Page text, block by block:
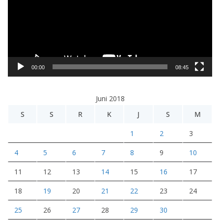
d
00:00 08:45
Juni 2018
S
S R K J S M
1 2 3
4 5 6 7 8 9 10
11 12 13 14 15 16 17
18 19 20 21 22 23 24
25 26 27 28 29 30